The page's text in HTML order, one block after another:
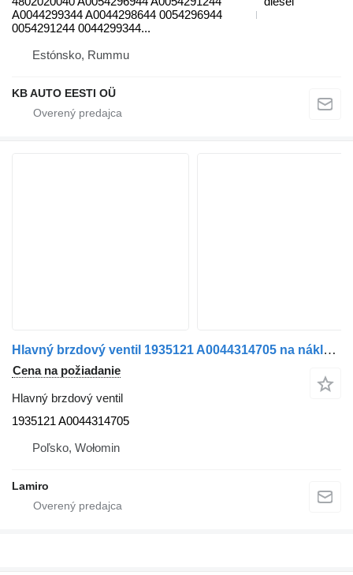
A0044299344 A0044298644 0054296944
0054291244 0044299344...
Estónsko, Rummu
KB AUTO EESTI OÜ
Hlavný brzdový ventil 1935121 A0044314705 na nákladného auta Mercedes-Benz ACTROS / ATEGO
Cena na požiadanie
Hlavný brzdový ventil
1935121 A0044314705
Poľsko, Wołomin
Lamiro